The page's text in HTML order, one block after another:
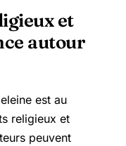
et
autour
est au
religieux et
peuvent